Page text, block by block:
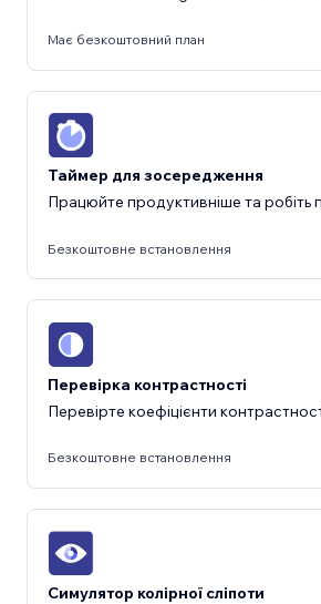
Має безкоштовний план
Таймер для зосередження
Працюйте продуктивніше та робіть
Безкоштовне встановлення
Перевірка контрастності
Перевірте коефіцієнти
Безкоштовне встановлення
Симулятор колірної сліпоти